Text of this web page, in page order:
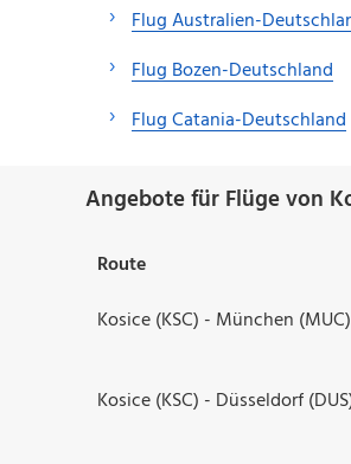
Flug Australien-
Flug Bozen-Deutschland
Flug Catania-Deutschland
Angebote für Flüge von
Route
Kosice (KSC) - München (MUC)
Kosice (KSC) - Düsseldorf